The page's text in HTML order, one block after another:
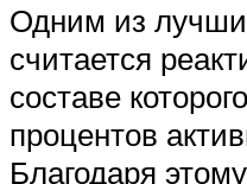
Одним из
считается
составе
процентов
Благодаря